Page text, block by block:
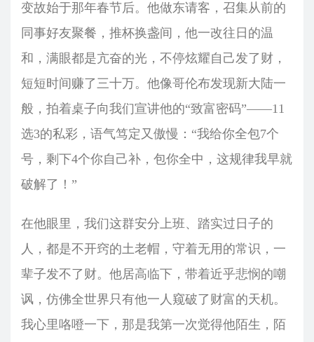
变故始于那年春节后。他做东请客，召集从前的
同事好友聚餐，推杯换盏间，他一改往日的温
和，满眼都是亢奋的光，不停炫耀自己发了财，
短短时间赚了三十万。他像哥伦布发现新大陆一
般，拍着桌子向我们宣讲他的“致富密码”——11
选3的私彩，语气笃定又傲慢：“我给你全包7个
号，剩下4个你自己补，包你全中，这规律我早就
破解了！”
在他眼里，我们这群安分上班、踏实过日子的
人，都是不开窍的土老帽，守着无用的常识，一
辈子发不了财。他居高临下，带着近乎悲悯的嘲
讽，仿佛全世界只有他一人窥破了财富的天机。
我心里咯噔一下，那是我第一次觉得他陌生，陌